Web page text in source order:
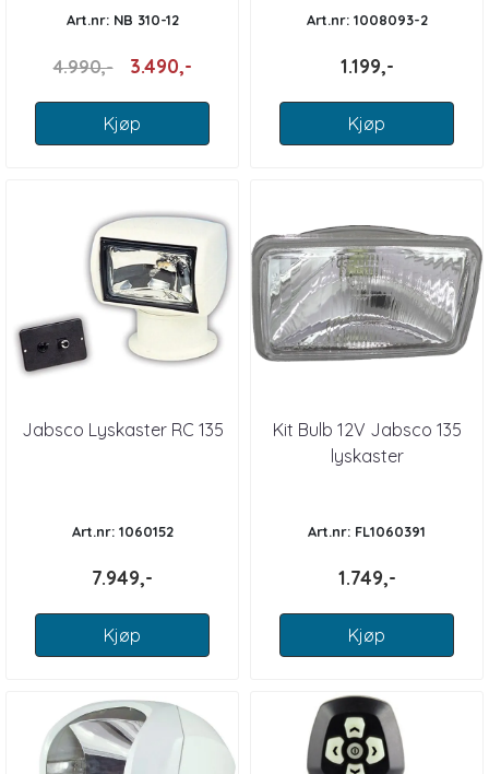
Art.nr: NB 310-12
4.990,- 3.490,-
Kjøp
Art.nr: 1008093-2
1.199,-
Kjøp
Jabsco Lyskaster RC 135
Art.nr: 1060152
7.949,-
Kjøp
Kit Bulb 12V Jabsco 135
lyskaster
Art.nr: FL1060391
1.749,-
Kjøp